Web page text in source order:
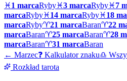
♓1 marcaRyby♓3 marcaRyby♓7
marcaRyby♓14 marcaRyby♓18
marcaRyby♈21 marcaBaran♈22
marcaBaran♈25 marcaBaran♈28
marcaBaran♈31 marcaBaran
← Marzec❓ Kalkulator znaku♎
Rozkład tarota